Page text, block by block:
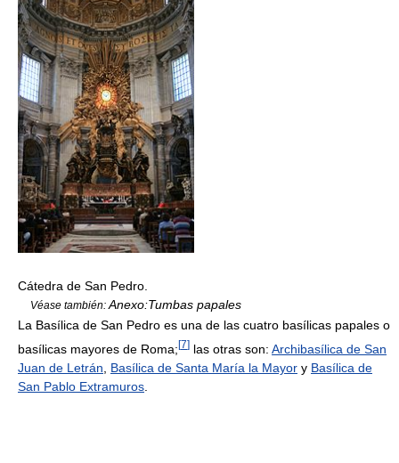
Cátedra de San Pedro.
Véase también: Anexo:Tumbas papales
La Basílica de San Pedro es una de las cuatro basílicas papales o
basílicas mayores de Roma; [7] las otras son: Archibasílica de San
Juan de Letrán
Basílica de Santa María la Mayor y Basílica de
San Pablo Extramuros